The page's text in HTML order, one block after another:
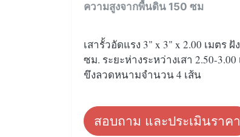
ความสูงจากพื้นดิน 150 ซม
เสารั้วอัดแรง 3" x 3" x 2.00 เมตร ฝั
ซม. ระยะห่างระหว่างเสา 2.50-3.00
ขึงลวดหนามจำนวน 4 เส้น
สอบถาม และประเมินราคา